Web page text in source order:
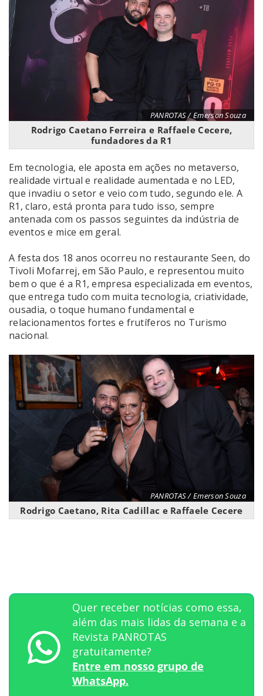
PANROTAS / Emerson Souza
Rodrigo Caetano Ferreira e Raffaele Cecere,
fundadores da R1
Em tecnologia, ele aposta em ações no metaverso,
realidade virtual e realidade aumentada e no LED,
que invadiu o setor e veio com tudo, segundo ele. A
R1, claro, está pronta para tudo isso, sempre
antenada com os passos seguintes da indústria de
eventos e mice em geral.
A festa dos 18 anos ocorreu no restaurante Seen, do
Tivoli Mofarrej, em São Paulo, e representou muito
bem o que é a R1, empresa especializada em eventos,
que entrega tudo com muita tecnologia, criatividade,
ousadia, o toque humano fundamental e
relacionamentos fortes e frutíferos no Turismo
nacional.
PANROTAS / Emerson Souza
Rodrigo Caetano, Rita Cadillac e Raffaele Cecere
Quer receber notícias como essa,
além das mais lidas da semana e a
Revista PANROTAS
gratuitamente?
Entre em nosso grupo de
WhatsApp.